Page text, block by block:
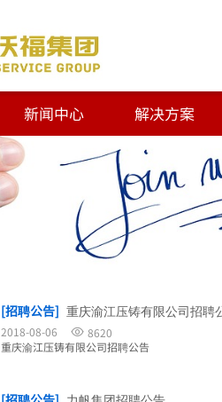
新闻中心 解决方案
[招聘公告] 重庆渝江压铸有限公司招聘
2018-08-06
8620
重庆渝江压铸有限公司招聘公告